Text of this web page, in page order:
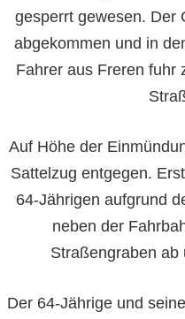
gesperrt gewesen. Der
abgekommen und in
Fahrer aus Freren fuhr
Auf Höhe der
Sattelzug entgegen.
64-Jährigen aufgrund
neben der
Straßengraben ab
Der 64-Jährige und